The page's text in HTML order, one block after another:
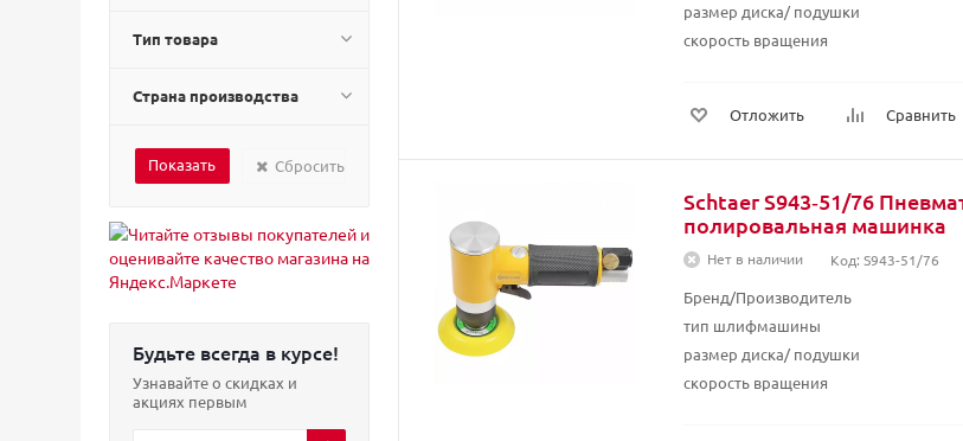
Тип товара
Страна производства
Сбросить
Будьте всегда в курсе!
Узнавайте о скидках и
акциях первым
размер диска/ подушки
скорость вращения
Отложить Сравнить
Schtaer S943‑51/76
полировальная машинка
Нет в наличии Код: S943-51/76
Бренд/Производитель
тип шлифмашины
размер диска/ подушки
скорость вращения